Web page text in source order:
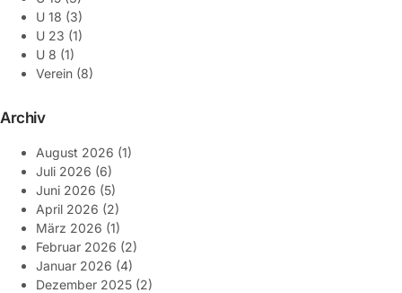
U 18 (3)
U 23 (1)
U 8 (1)
Verein (8)
Archiv
August 2026 (1)
Juli 2026 (6)
Juni 2026 (5)
April 2026 (2)
März 2026 (1)
Februar 2026 (2)
Januar 2026 (4)
Dezember 2025 (2)